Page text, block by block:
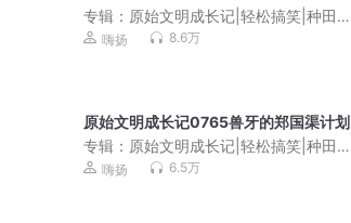
专辑： 原始文明成长记|轻松搞笑|种田争
霸有声剧
嗨扬 8.6万
原始文明成长记0765兽牙的郑国渠计划
专辑： 原始文明成长记|轻松搞笑|种田争
霸有声剧
嗨扬 6.5万